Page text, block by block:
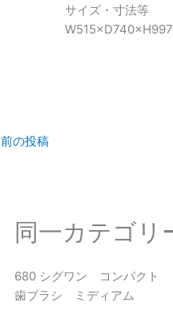
サイズ・寸法等
前の投稿
同一カテゴリ
680 シグワン コンパクト
歯ブラシ ミディアム